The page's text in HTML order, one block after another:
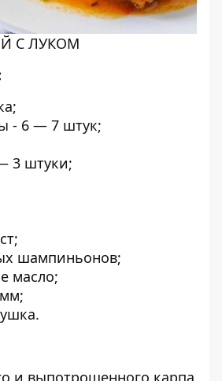
С ЛУКОМ
- 6 — 7 штук;
3 штуки;
шампиньонов;
масло;
и выпотрошенного карпа